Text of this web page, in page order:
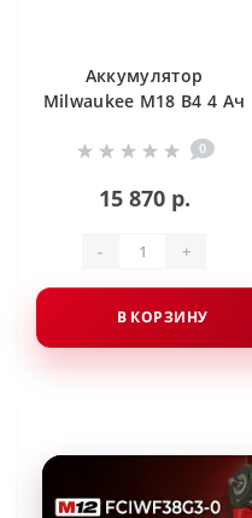
Аккумулятор
Milwaukee M18 B4 4 Ач
0
15 870 р.
- +
В КОРЗИНУ